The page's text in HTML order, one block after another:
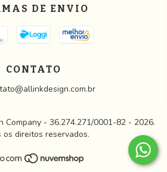
DE ENVIO
CONTATO
Company - 36.274.271/0001-82 - 2026.
os direitos reservados.